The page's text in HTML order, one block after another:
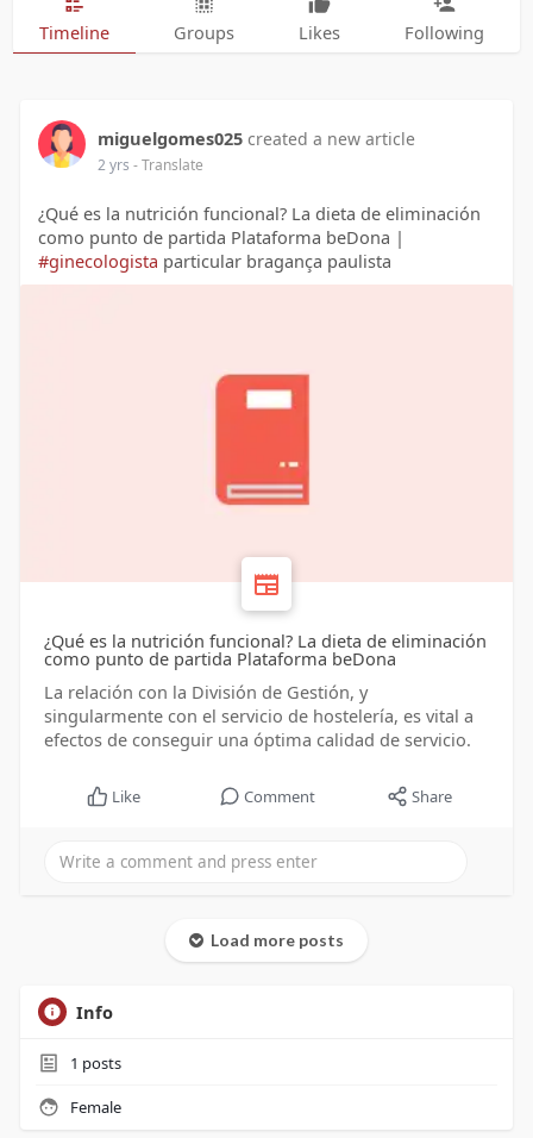
Timeline Groups Likes Following
miguelgomes025 created a new article
2 yrs - Translate
¿Qué es la nutrición funcional? La dieta de eliminación
como punto de partida Plataforma beDona |
#ginecologista particular bragança paulista
¿Qué es la nutrición funcional? La dieta de eliminación
como punto de partida Plataforma beDona
La relación con la División de Gestión, y
singularmente con el servicio de hostelería, es vital a
efectos de conseguir una óptima calidad de servicio.
Like Comment Share
Load more posts
Info
1 posts
Female